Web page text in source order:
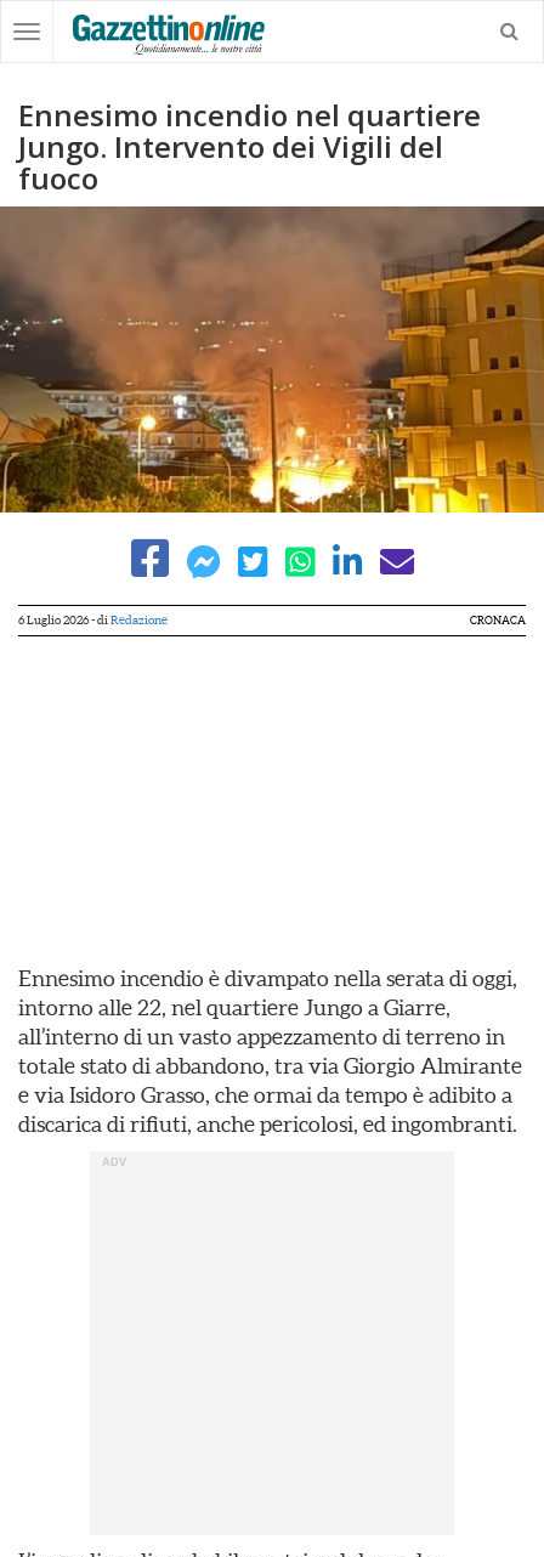
Ennesimo incendio nel quartiere
Jungo. Intervento dei Vigili del
fuoco
6 Luglio 2026- di Redazione CRONACA
Ennesimo incendio è divampato nella serata di oggi,
intorno alle 22, nel quartiere Jungo a Giarre,
all’interno di un vasto appezzamento di terreno in
totale stato di abbandono, tra via Giorgio Almirante
e via Isidoro Grasso, che ormai da tempo è adibito a
discarica di rifiuti, anche pericolosi, ed ingombranti.